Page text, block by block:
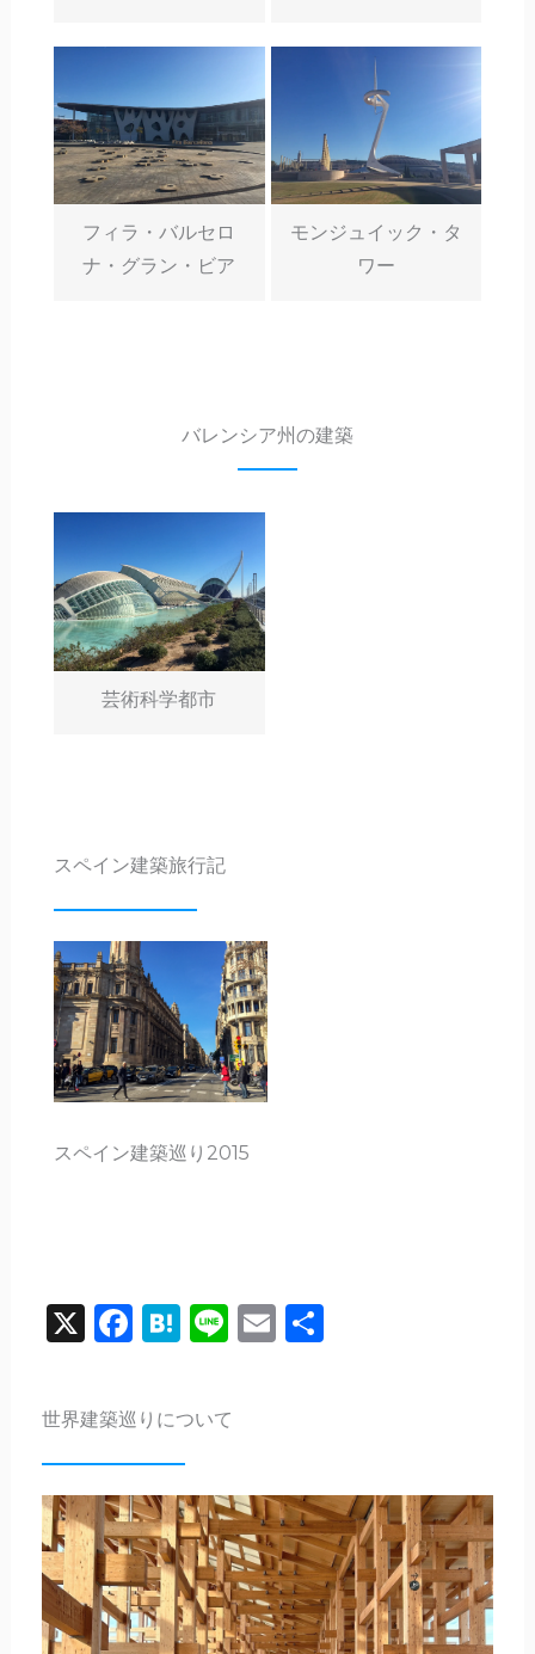
フィラ・バルセロ
ナ・グラン・ビア
モンジュイック・タ
ワー
バレンシア州の建築
芸術科学都市
スペイン建築旅行記
スペイン建築巡り2015
FacebookEmail
Line
Hatena
X
共
世界建築巡りについて